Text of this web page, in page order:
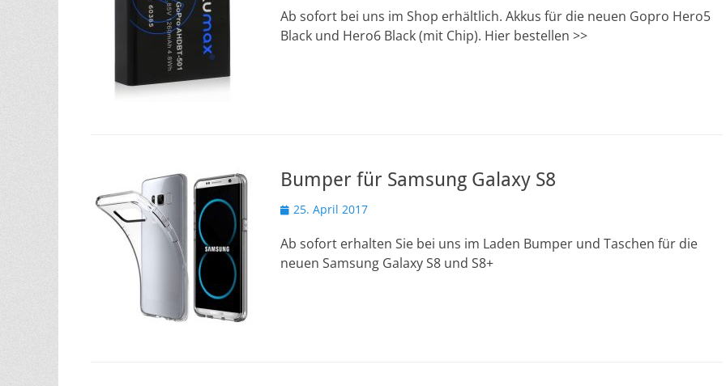
Ab sofort bei uns im Shop erhältlich. Akkus für die neuen Gopro Hero5
Black und Hero6 Black (mit Chip). Hier bestellen >>
Bumper für Samsung Galaxy S8
Veröffentlicht
25. April 2017
Ab sofort erhalten Sie bei uns im Laden Bumper und Taschen für die
neuen Samsung Galaxy S8 und S8+